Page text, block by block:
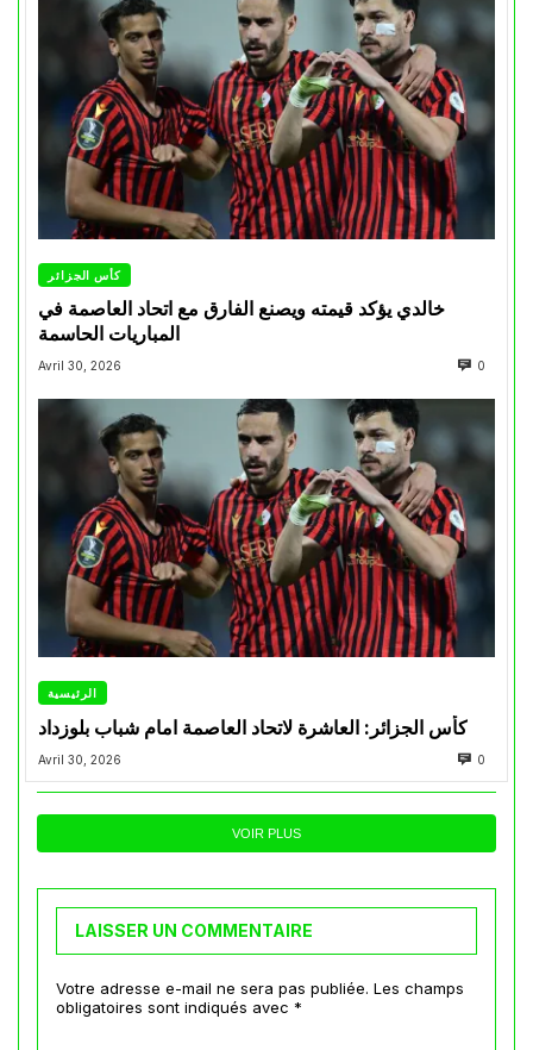
كأس الجزائر
خالدي يؤكد قيمته ويصنع الفارق مع اتحاد العاصمة في
المباريات الحاسمة
Avril 30, 2026 0
الرئيسية
كأس الجزائر: العاشرة لاتحاد العاصمة امام شباب بلوزداد
Avril 30, 2026 0
VOIR PLUS
LAISSER UN COMMENTAIRE
Votre adresse e-mail ne sera pas publiée. Les champs
obligatoires sont indiqués avec *